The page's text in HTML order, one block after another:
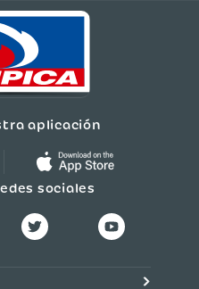
aplicación
sociales